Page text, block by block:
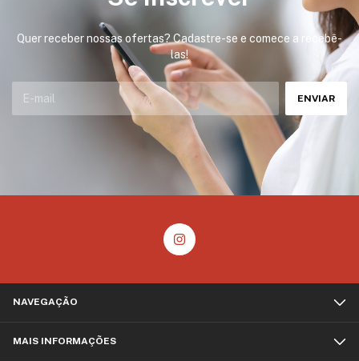
Quer receber nossas ofertas? Cadastre-se e comece a recebê-
las!
NAVEGAÇÃO
MAIS INFORMAÇÕES